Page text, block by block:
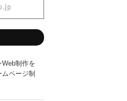
制作を
ページ制